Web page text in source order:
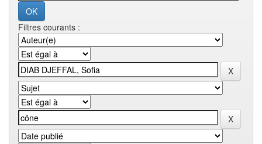
Filtres courants :